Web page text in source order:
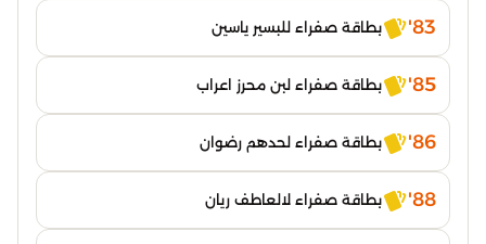
83' بطاقة صفراء للبسير ياسين
85' بطاقة صفراء لبن محرز اعراب
86' بطاقة صفراء لحدهم رضوان
88' بطاقة صفراء لالعاطف ريان